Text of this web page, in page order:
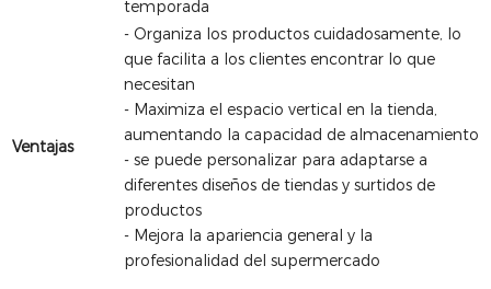
temporada
Ventajas
- Organiza los productos cuidadosamente, lo
que facilita a los clientes encontrar lo que
necesitan
- Maximiza el espacio vertical en la tienda,
aumentando la capacidad de almacenamiento
- se puede personalizar para adaptarse a
diferentes diseños de tiendas y surtidos de
productos
- Mejora la apariencia general y la
profesionalidad del supermercado